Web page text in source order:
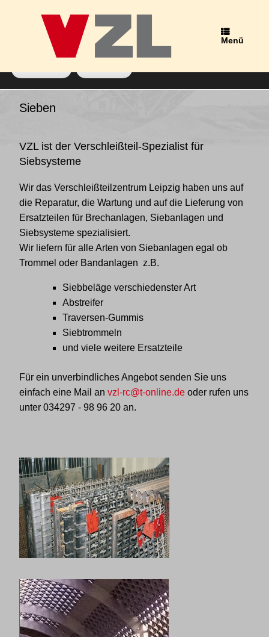
Menü
Schlagwort-Archiv:
Sieben
VZL ist der Verschleißteil-Spezialist für
Siebsysteme
Wir das Verschleißteilzentrum Leipzig haben uns auf
die Reparatur, die Wartung und auf die Lieferung von
Ersatzteilen für Brechanlagen, Siebanlagen und
Siebsysteme spezialisiert.
Wir liefern für alle Arten von Siebanlagen egal ob
Trommel oder Bandanlagen z.B.
Siebbeläge verschiedenster Art
Abstreifer
Traversen-Gummis
Siebtrommeln
und viele weitere Ersatzteile
Für ein unverbindliches Angebot senden Sie uns
einfach eine Mail an vzl-rc@t-online.deoder rufen uns
unter 034297 - 98 96 20an.
Wir verwenden Cookies, um dir die bestmögliche Erfahrung auf
unserer Website zu bieten.
Du kannst mehr darüber erfahren, welche Cookies wir
verwenden, oder sie unterEinstellungendeaktivieren.